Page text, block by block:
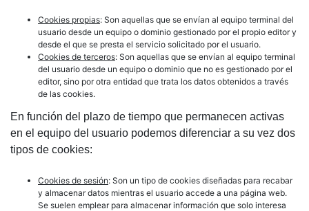
Cookies propias: Son aquellas que se envían al equipo terminal del
usuario desde un equipo o dominio gestionado por el propio editor y
desde el que se presta el servicio solicitado por el usuario.
Cookies de terceros: Son aquellas que se envían al equipo terminal
del usuario desde un equipo o dominio que no es gestionado por el
editor, sino por otra entidad que trata los datos obtenidos a través
de las cookies.
En función del plazo de tiempo que permanecen activas
en el equipo del usuario podemos diferenciar a su vez dos
tipos de cookies:
Cookies de sesión: Son un tipo de cookies diseñadas para recabar
y almacenar datos mientras el usuario accede a una página web.
Se suelen emplear para almacenar información que solo interesa